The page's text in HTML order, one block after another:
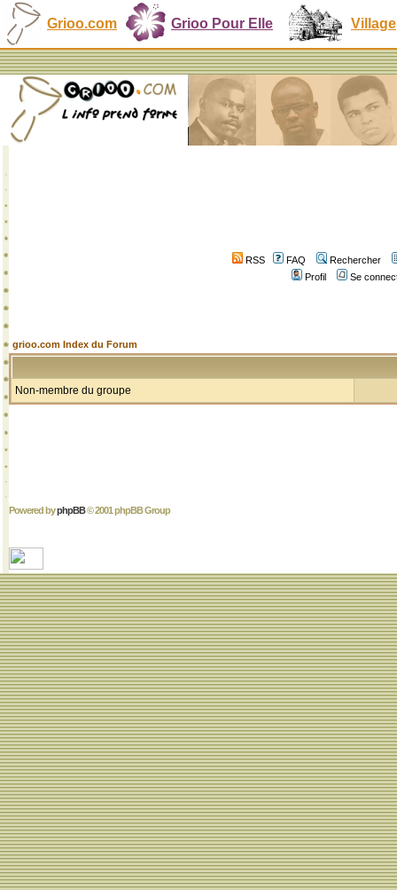
Grioo.com Grioo Pour Elle Village
RSS FAQ
Rechercher
Profil
Se
grioo.com Index du Forum
Non-membre du groupe
Powered byphpBB© 2001 phpBB Group